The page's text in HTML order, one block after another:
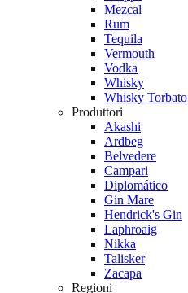
Mezcal
Rum
Tequila
Vermouth
Vodka
Whisky
Whisky Torbato
Produttori
Akashi
Ardbeg
Belvedere
Campari
Diplomático
Gin Mare
Hendrick's Gin
Laphroaig
Nikka
Talisker
Zacapa
Regioni